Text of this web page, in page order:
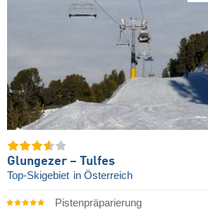
Glungezer – Tulfes
Top-Skigebiet in Österreich
Pistenpräparierung